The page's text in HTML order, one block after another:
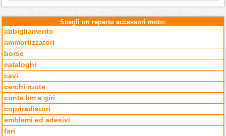
Scegli un reparto accessori moto:
abbigliamento
ammortizzatori
borse
cataloghi
cavi
cerchi ruote
conta km e giri
copriradiatori
emblemi ed adesivi
fari